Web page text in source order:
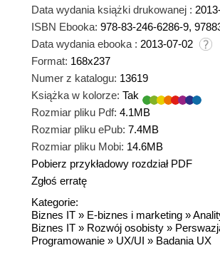
Data wydania książki drukowanej :
ISBN Ebooka: 978-83-246-6286-9,
Data wydania ebooka : 2013-07-02
Format: 168x237
Numer z katalogu: 13619
Książka w kolorze: Tak
Rozmiar pliku Pdf: 4.1MB
Rozmiar pliku ePub: 7.4MB
Rozmiar pliku Mobi: 14.6MB
Pobierz przykładowy rozdział PDF
Zgłoś erratę
Kategorie:
Biznes IT » E-biznes i marketing »
Biznes IT » Rozwój osobisty »
Programowanie » UX/UI » Badania UX